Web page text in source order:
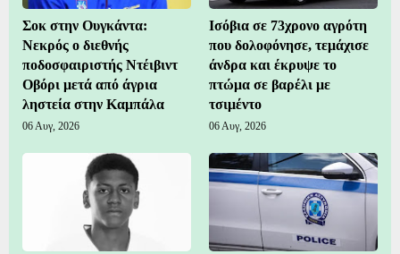
Σοκ στην Ουγκάντα:
Νεκρός ο διεθνής
ποδοσφαιριστής Ντέιβιντ
Οβόρι μετά από άγρια
ληστεία στην Καμπάλα
06 Αυγ, 2026
Ισόβια σε 73χρονο αγρότη
που δολοφόνησε, τεμάχισε
άνδρα και έκρυψε το
πτώμα σε βαρέλι με
τσιμέντο
06 Αυγ, 2026